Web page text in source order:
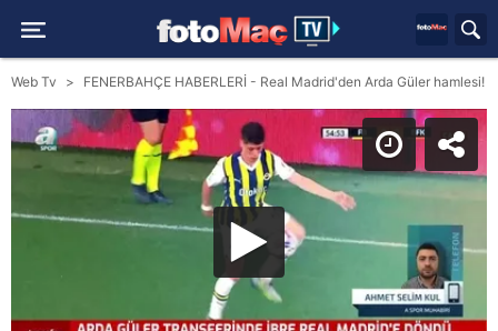
Web Tv FENERBAHÇE HABERLERİ - Real Madrid'den Arda Güler hamlesi!